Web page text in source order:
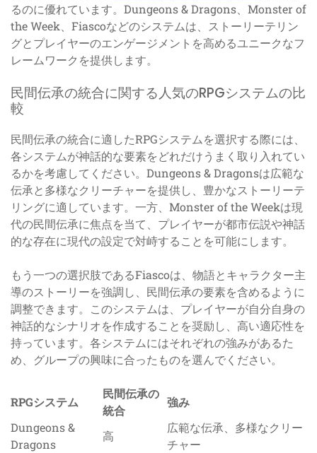
るのに優れています。Dungeons & Dragons、Monster of
the Week、Fiascoなどのシステムは、ストーリーテリン
グとプレイヤーのエンゲージメントを高めるユニークなフ
レームワークを提供します。
民間伝承の統合に関する人気のRPGシステムの比
較
民間伝承の統合に適したRPGシステムを選択する際には、
各システムが神話的な要素をどれだけうまく取り入れてい
るかを考慮してください。Dungeons & Dragonsは広範な
伝承と多様なクリーチャーを提供し、豊かなストーリーテ
リングに適しています。一方、Monster of the Weekは現
代の民間伝承に焦点を当て、プレイヤーが都市伝説や神話
的な存在に現代の設定で対峙することを可能にします。
もう一つの選択肢であるFiascoは、物語とキャラクター主
導のストーリーを強調し、民間伝承の要素を含めるように
調整できます。このシステムは、プレイヤーが自分自身の
神話的なシナリオを作成することを奨励し、高い適応性を
持っています。各システムにはそれぞれの強みがあるた
め、グループの興味に合ったものを選んでください。
RPGシステム
民間伝承の
統合
強み
Dungeons &
Dragons
高
広範な伝承、多様なクリー
チャー